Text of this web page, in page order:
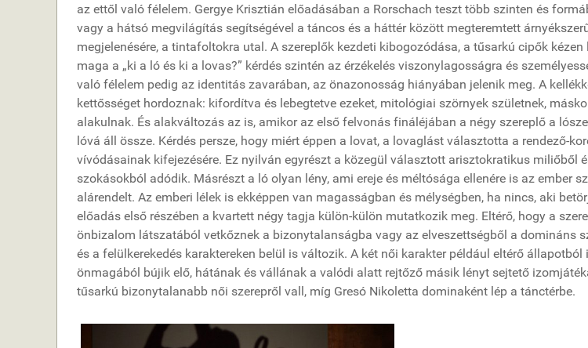
az ettől való félelem. Gergye Krisztián előadásában a Rorschach teszt több szinten és
vagy a hátsó megvilágítás segítségével a táncos és a háttér között megteremtett
megjelenésére, a tintafoltokra utal. A szereplők kezdeti kibogozódása, a tűsarkú cipők
maga a „ki a ló és ki a lovas?” kérdés szintén az érzékelés viszonylagosságra és
való félelem pedig az identitás zavarában, az önazonosság hiányában jelenik meg. A
kettősséget hordoznak: kifordítva és lebegtetve ezeket, mitológiai szörnyek születnek,
alakulnak. És alakváltozás az is, amikor az első felvonás fináléjában a négy szereplő a
lóvá áll össze. Kérdés persze, hogy miért éppen a lovat, a lovaglást választotta a rendező-
vívódásainak kifejezésére. Ez nyilván egyrészt a közegül választott arisztokratikus miliőből
szokásokból adódik. Másrészt a ló olyan lény, ami ereje és méltósága ellenére is az ember
alárendelt. Az emberi lélek is ekképpen van magasságban és mélységben, ha nincs, aki
előadás első részében a kvartett négy tagja külön-külön mutatkozik meg. Eltérő, hogy a
önbizalom látszatából vetkőznek a bizonytalanságba vagy az elveszettségből a domináns
és a felülkerekedés karaktereken belül is változik. A két női karakter például eltérő
önmagából bújik elő, hátának és vállának a valódi alatt rejtőző másik lényt sejtető
tűsarkú bizonytalanabb női szerepről vall, míg Gresó Nikoletta dominaként lép a tánctérbe.